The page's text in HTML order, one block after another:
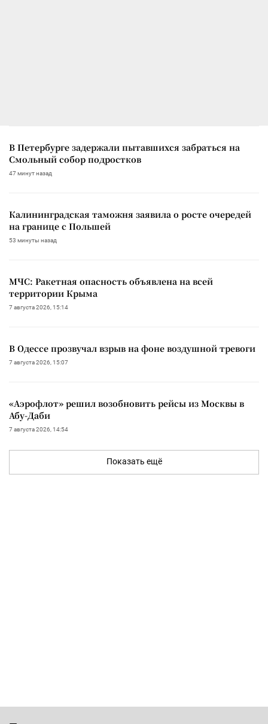
В Петербурге задержали пытавшихся забраться на
Смольный собор подростков
47 минут назад
Калининградская таможня заявила о росте очередей
на границе с Польшей
53 минуты назад
МЧС: Ракетная опасность объявлена на всей
территории Крыма
7 августа 2026, 15:14
В Одессе прозвучал взрыв на фоне воздушной тревоги
7 августа 2026, 15:07
«Аэрофлот» решил возобновить рейсы из Москвы в
Абу-Даби
7 августа 2026, 14:54
Показать ещё